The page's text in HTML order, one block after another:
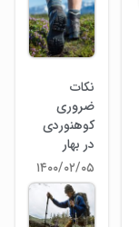
نکات
ضروری
کوهنوردی
در بهار
۱۴۰۰/۰۲/۰۵